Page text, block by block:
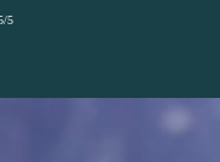
5